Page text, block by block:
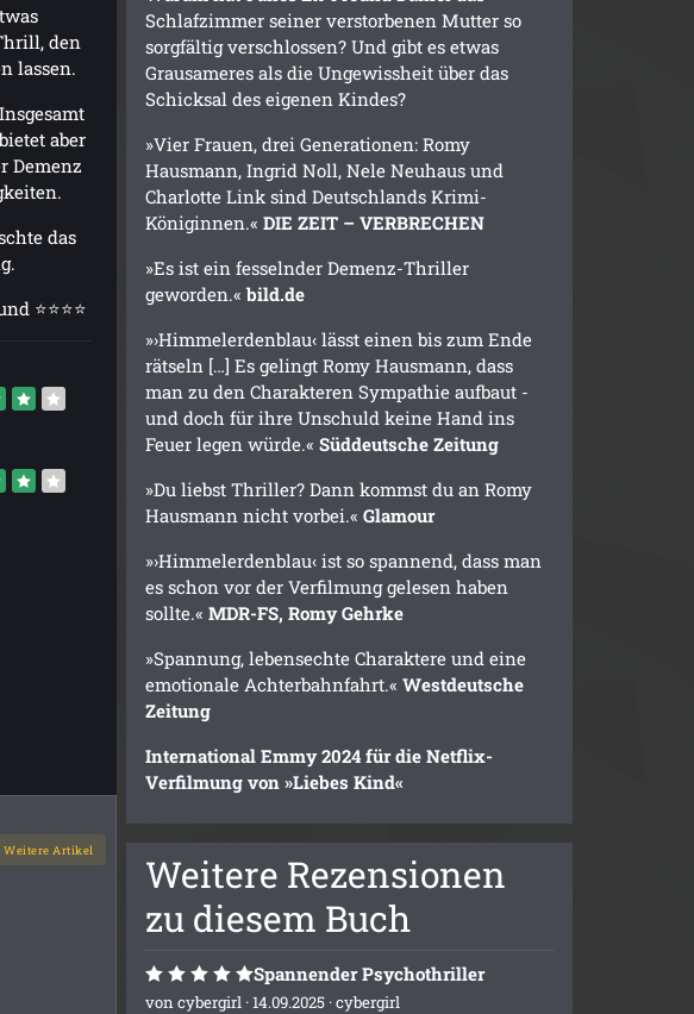
den
lassen.
aber
Demenz
das
⭐⭐⭐⭐
Weitere Artikel
Schlafzimmer seiner verstorbenen Mutter so
sorgfältig verschlossen? Und gibt es etwas
Grausameres als die Ungewissheit über das
Schicksal des eigenen Kindes?
»Vier Frauen, drei Generationen: Romy
Hausmann, Ingrid Noll, Nele Neuhaus und
Charlotte Link sind Deutschlands Krimi-
Königinnen.«DIE ZEIT – VERBRECHEN
»Es ist ein fesselnder Demenz-Thriller
geworden.«bild.de
»›Himmelerdenblau‹ lässt einen bis zum Ende
rätseln […] Es gelingt Romy Hausmann, dass
man zu den Charakteren Sympathie aufbaut -
und doch für ihre Unschuld keine Hand ins
Feuer legen würde.«Süddeutsche Zeitung
»Du liebst Thriller? Dann kommst du an Romy
Hausmann nicht vorbei.«Glamour
»›Himmelerdenblau‹ ist so spannend, dass man
es schon vor der Verfilmung gelesen haben
sollte.«MDR-FS, Romy Gehrke
»Spannung, lebensechte Charaktere und eine
emotionale Achterbahnfahrt.«Westdeutsche
Zeitung
International Emmy 2024 für die Netflix-
Verfilmung von »Liebes Kind«
Weitere Rezensionen
zu diesem Buch
Spannender Psychothriller
voncybergirl · 14.09.2025 ·cybergirl